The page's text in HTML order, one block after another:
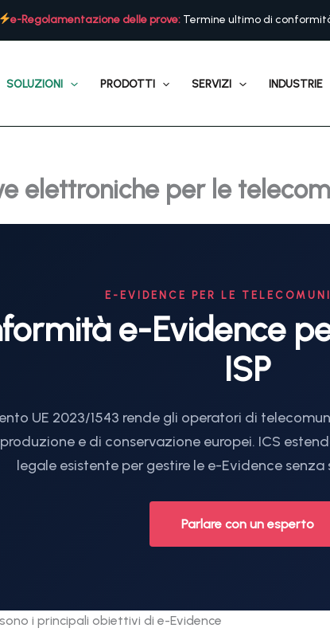
e-Regolamentazione delle prove: Termine ultimo di
SOLUZIONI PRODOTTI SERVIZI INDUSTRIE
elettroniche per le
E-EVIDENCE PER LE
e-Evidence
ISP
UE 2023/1543 rende gli operatori di
e di conservazione europei. ICS
legale esistente per gestire le e-Evidence
Parlare con un esperto
i principali obiettivi di e-Evidence